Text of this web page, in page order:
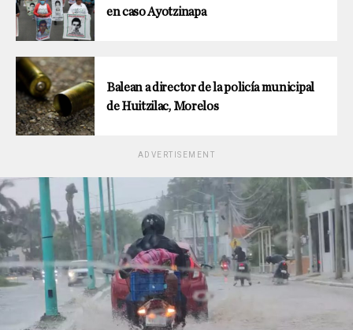
en caso Ayotzinapa
Balean a director de la policía municipal
de Huitzilac, Morelos
ADVERTISEMENT